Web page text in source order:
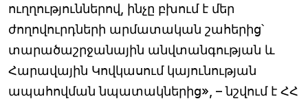
ուղղություններով, ինչը բխում է մեր
ժողովուրդների արմատական շահերից՝
տարածաշրջանային անվտանգության և
Հարավային Կովկասում կայունության
ապահովման նպատակներից», – նշվում է ՀՀ